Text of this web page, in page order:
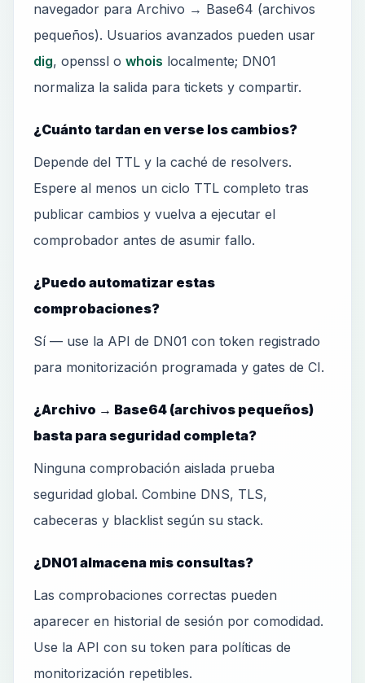
navegador para Archivo → Base64 (archivos
pequeños). Usuarios avanzados pueden usar
dig, openssl o whois localmente; DN01
normaliza la salida para tickets y compartir.
¿Cuánto tardan en verse los cambios?
Depende del TTL y la caché de resolvers.
Espere al menos un ciclo TTL completo tras
publicar cambios y vuelva a ejecutar el
comprobador antes de asumir fallo.
¿Puedo automatizar estas
comprobaciones?
Sí — use la API de DN01 con token registrado
para monitorización programada y gates de CI.
¿Archivo → Base64 (archivos pequeños)
basta para seguridad completa?
Ninguna comprobación aislada prueba
seguridad global. Combine DNS, TLS,
cabeceras y blacklist según su stack.
¿DN01 almacena mis consultas?
Las comprobaciones correctas pueden
aparecer en historial de sesión por comodidad.
Use la API con su token para políticas de
monitorización repetibles.